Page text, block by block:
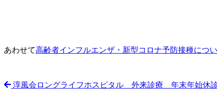
あわせて高齢者インフルエンザ・新型コロナ予防接種につ
淳風会ロングライフホスピタル 外来診療 年末年始休